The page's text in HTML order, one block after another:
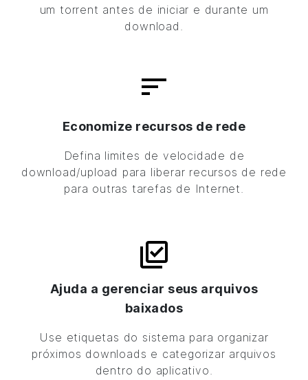
um torrent antes de iniciar e durante um
download.
Economize recursos de rede
Defina limites de velocidade de
download/upload para liberar recursos de rede
para outras tarefas de Internet.
Ajuda a gerenciar seus arquivos
baixados
Use etiquetas do sistema para organizar
próximos downloads e categorizar arquivos
dentro do aplicativo.